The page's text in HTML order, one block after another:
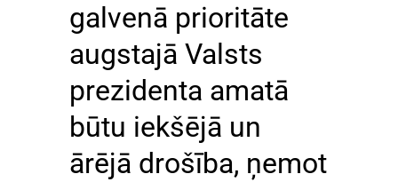
galvenā prioritāte
augstajā Valsts
prezidenta amatā
būtu iekšējā un
ārējā drošība, ņemot